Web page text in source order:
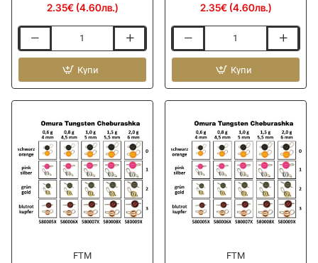
2.35€ (4.60лв.)
Волфрамова
тежест
Tungsten
Bead
Round
Hole
-
Ø
3,3mm
Купи
2.35€ (4.60лв.)
Волфрамова
тежест
Tungsten
Bead
Round
Hole
-
Ø
2,8mm
Купи
FTM FTM